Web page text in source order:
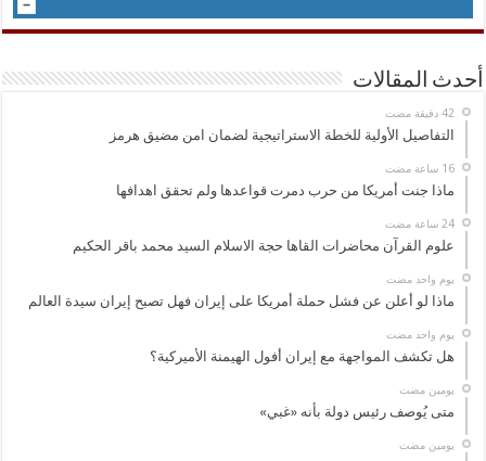
أحدث المقالات
التفاصيل الأولية للخطة الاستراتيجية لضمان امن مضيق هرمز
‏16 ساعة مضت
ماذا جنت أمريكا من حرب دمرت قواعدها ولم تحقق اهدافها
‏24 ساعة مضت
علوم القرآن محاضرات القاها حجة الاسلام السيد محمد باقر الحكيم
‏يوم واحد مضت
ماذا لو أعلن عن فشل حملة أمريكا على إيران فهل تصبح إيران سيدة العالم
‏يوم واحد مضت
هل تكشف المواجهة مع إيران أفول الهيمنة الأميركية؟
‏يومين مضت
متى يُوصف رئيس دولة بأنه «غبي»
‏يومين مضت